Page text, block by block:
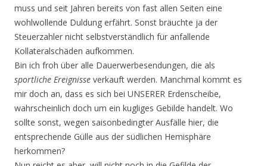
muss und seit Jahren bereits von fast allen Seiten eine
wohlwollende Duldung erfährt. Sonst bräuchte ja der
Steuerzahler nicht selbstverständlich für anfallende
Kollateralschäden aufkommen.
Bin ich froh über alle Dauerwerbesendungen, die als
sportliche Ereignisse verkauft werden. Manchmal kommt es
mir doch an, dass es sich bei UNSERER Erdenscheibe,
wahrscheinlich doch um ein kugliges Gebilde handelt. Wo
sollte sonst, wegen saisonbedingter Ausfälle hier, die
entsprechende Gülle aus der südlichen Hemisphäre
herkommen?